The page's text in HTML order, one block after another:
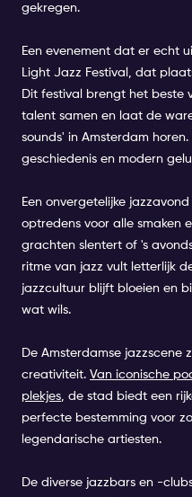
gekregen.
Een evenement dat er echt
Light Jazz Festival, dat
Dit festival brengt het beste
talent samen en laat de
sounds' in Amsterdam
geschiedenis en modern
Een onvergetelijke
optredens voor alle smaken
grachten slentert of 's
ritme van jazz vult letterlijk
jazzcultuur blijft bloeien en
wat wils.
De Amsterdamse jazzscene
creativiteit. Van iconische
plekjes, de stad biedt een
perfecte bestemming voor
legendarische artiesten.
De diverse jazzbars en -